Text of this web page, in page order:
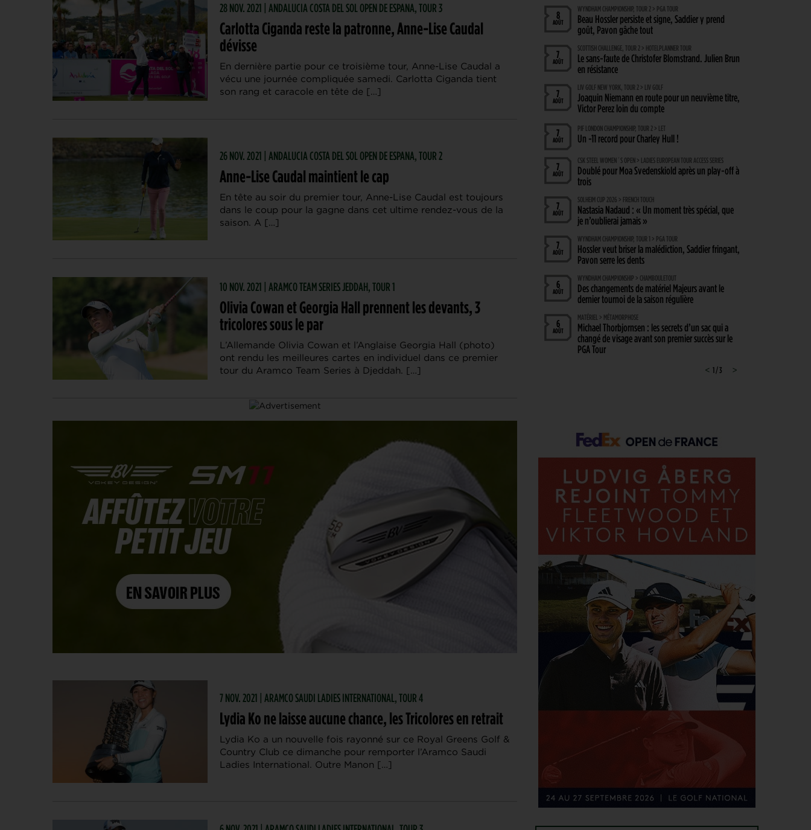
28 NOV. 2021 | ANDALUCIA COSTA DEL SOL OPEN DE ESPANA, TOUR 3
Carlotta Ciganda reste la patronne, Anne-Lise Caudal
dévisse
En dernière partie pour ce troisième tour, Anne-Lise Caudal a
vécu une journée compliquée samedi. Carlotta Ciganda tient
son rang et caracole en tête de […]
26 NOV. 2021 | ANDALUCIA COSTA DEL SOL OPEN DE ESPANA, TOUR 2
Anne-Lise Caudal maintient le cap
En tête au soir du premier tour, Anne-Lise Caudal est toujours
dans le coup pour la gagne dans cet ultime rendez-vous de la
saison. A […]
10 NOV. 2021 | ARAMCO TEAM SERIES JEDDAH, TOUR 1
Olivia Cowan et Georgia Hall prennent les devants, 3
tricolores sous le par
L’Allemande Olivia Cowan et l’Anglaise Georgia Hall (photo)
ont rendu les meilleures cartes en individuel dans ce premier
tour du Aramco Team Series à Djeddah. […]
7 NOV. 2021 | ARAMCO SAUDI LADIES INTERNATIONAL, TOUR 4
Lydia Ko ne laisse aucune chance, les Tricolores en retrait
Lydia Ko a un nouvelle fois rayonné sur ce Royal Greens Golf &
Country Club ce dimanche pour remporter l’Aramco Saudi
Ladies International. Outre Manon […]
8
AOÛT
WYNDHAM CHAMPIONSHIP, TOUR 2 > PGA TOUR
Beau Hossler persiste et signe, Saddier y prend
goût, Pavon gâche tout
7
AOÛT
SCOTTISH CHALLENGE, TOUR 2 > HOTELPLANNER TOUR
Le sans-faute de Christofer Blomstrand. Julien Brun
en résistance
7
AOÛT
LIV GOLF NEW YORK, TOUR 2 > LIV GOLF
Joaquin Niemann en route pour un neuvième titre,
Victor Perez loin du compte
7
AOÛT
PIF LONDON CHAMPIONSHIP, TOUR 2 > LET
Un -11 record pour Charley Hull !
7
AOÛT
CSK STEEL WOMEN´S OPEN > LADIES EUROPEAN TOUR ACCESS SERIES
Doublé pour Moa Svedenskiold après un play-off à
trois
7
AOÛT
SOLHEIM CUP 2026 > FRENCH TOUCH
Nastasia Nadaud : « Un moment très spécial, que
je n’oublierai jamais »
7
AOÛT
WYNDHAM CHAMPIONSHIP, TOUR 1 > PGA TOUR
Hossler veut briser la malédiction, Saddier fringant,
Pavon serre les dents
6
AOÛT
WYNDHAM CHAMPIONSHIP > CHAMBOULETOUT
Des changements de matériel Majeurs avant le
dernier tournoi de la saison régulière
6
AOÛT
MATÉRIEL > MÉTAMORPHOSE
Michael Thorbjornsen : les secrets d’un sac qui a
changé de visage avant son premier succès sur le
PGA Tour
DP WORLD TOUR > PLATEAU DE RÊVE
AOÛT
ENTRAÎNEMENT > ON M(&M)
Vidéo : un jeu pour égayer les entraînements de
vos enfants
AOÛT
LIV GOLF > NOUVELLE ÈRE
Le boss du LIV Golf confirme un accord de 250
millions de dollars avec un investisseur dont le
nom reste… secret !
PGA TOUR > CHAMPIONSHIP SERIES 2028
Le Cadillac, chez Trump, au programme du
Championship Series 2028
MATÉRIEL > WEDGE
Cleveland RTZ 2 : Roger Cleveland remet sa
signature au cœur du petit jeu
AOÛT
RYDER CUP 2027 > MODE D'EMPLOI
Team Europe : Comment se qualifier pour la
prochaine Ryder Cup ?
GOLF EN FRANCE > LIEU UNIQUE
L’Évian Resort Golf Club Academy célèbre 20 ans
d’excellence, d’innovation et de transmission
4
AOÛT
SOLHEIM CUP 2026 > CHOIX
Solheim Cup 2026 : ces cinq joueuses qui restent à
< >
1 / 3